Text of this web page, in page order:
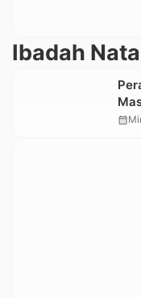
Ibadah
calendar_month